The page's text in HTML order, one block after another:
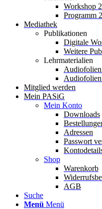
Workshop
Programm
Mediathek
Publikationen
Digitale
Weitere
Lehrmaterialien
Audiofolien
Mitglied werden
Mein PASiG
Mein Konto
Downloads
Adressen
Passwort
Shop
Warenkorb
AGB
Suche
Menü Menü